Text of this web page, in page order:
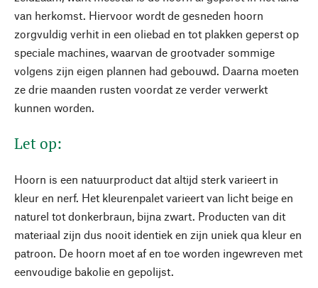
van herkomst. Hiervoor wordt de gesneden hoorn
zorgvuldig verhit in een oliebad en tot plakken geperst op
speciale machines, waarvan de grootvader sommige
volgens zijn eigen plannen had gebouwd. Daarna moeten
ze drie maanden rusten voordat ze verder verwerkt
kunnen worden.
Let op:
Hoorn is een natuurproduct dat altijd sterk varieert in
kleur en nerf. Het kleurenpalet varieert van licht beige en
naturel tot donkerbraun, bijna zwart. Producten van dit
materiaal zijn dus nooit identiek en zijn uniek qua kleur en
patroon. De hoorn moet af en toe worden ingewreven met
eenvoudige bakolie en gepolijst.